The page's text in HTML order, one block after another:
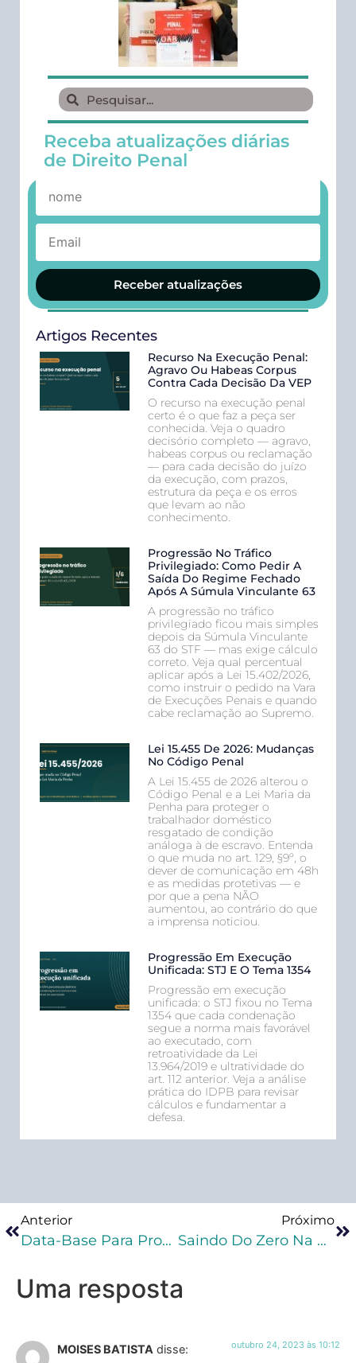
Receba atualizações diárias
de Direito Penal
Receber atualizações
Artigos Recentes
Recurso Na Execução Penal:
Agravo Ou Habeas Corpus
Contra Cada Decisão Da VEP
O recurso na execução penal
certo é o que faz a peça ser
conhecida. Veja o quadro
decisório completo — agravo,
habeas corpus ou reclamação
— para cada decisão do juízo
da execução, com prazos,
estrutura da peça e os erros
que levam ao não
conhecimento.
Progressão No Tráfico
Privilegiado: Como Pedir A
Saída Do Regime Fechado
Após A Súmula Vinculante 63
A progressão no tráfico
privilegiado ficou mais simples
depois da Súmula Vinculante
63 do STF — mas exige cálculo
correto. Veja qual percentual
aplicar após a Lei 15.402/2026,
como instruir o pedido na Vara
de Execuções Penais e quando
cabe reclamação ao Supremo.
Lei 15.455 De 2026: Mudanças
No Código Penal
A Lei 15.455 de 2026 alterou o
Código Penal e a Lei Maria da
Penha para proteger o
trabalhador doméstico
resgatado de condição
análoga à de escravo. Entenda
o que muda no art. 129, §9º, o
dever de comunicação em 48h
e as medidas protetivas — e
por que a pena NÃO
aumentou, ao contrário do que
a imprensa noticiou.
Progressão Em Execução
Unificada: STJ E O Tema 1354
Progressão em execução
unificada: o STJ fixou no Tema
1354 que cada condenação
segue a norma mais favorável
ao executado, com
retroatividade da Lei
13.964/2019 e ultratividade do
art. 112 anterior. Veja a análise
prática do IDPB para revisar
cálculos e fundamentar a
defesa.
Anterior
Data-Base Para Progressão Ao Regime Aberto
Próximo
Saindo Do Zero Na Execução Penal – Página De Confirmação Facebook
Uma resposta
MOISES BATISTA disse: outubro 24, 2023 às 10:12